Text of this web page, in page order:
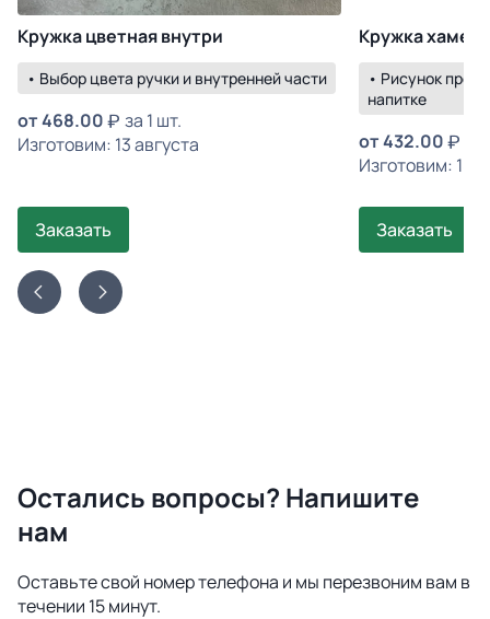
Кружка цветная внутри
• Выбор цвета ручки и внутренней части
от468.00
за 1 шт.
Изготовим: 13 августа
Заказать
Кружка
• Рисунок
напитке
от432.00
Изготовим: 18
Заказать
Остались вопросы? Напишите
нам
Оставьте свой номер телефона и мы перезвоним вам в
течении 15 минут.